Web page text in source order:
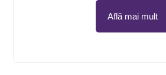
Află mai mult